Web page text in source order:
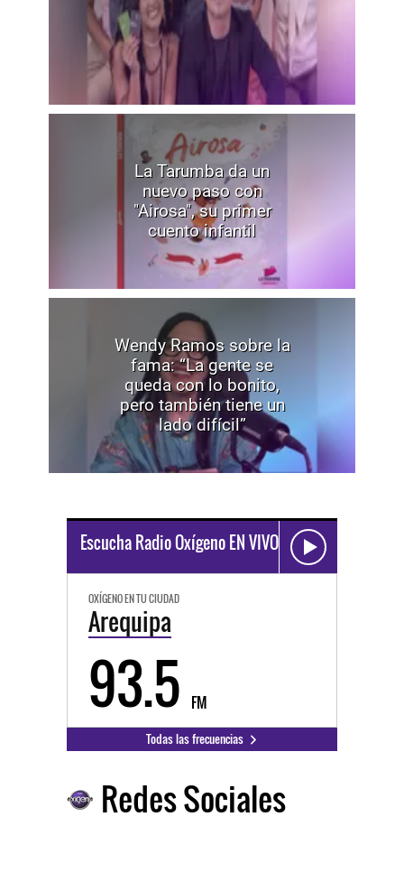
La Tarumba da un
nuevo paso con
"Airosa", su primer
cuento infantil
Wendy Ramos sobre la
fama: “La gente se
queda con lo bonito,
pero también tiene un
lado difícil”
Escucha Radio Oxígeno EN VIVO
OXÍGENO EN TU CIUDAD
Arequipa
93.5 FM
Todas las frecuencias
Redes Sociales